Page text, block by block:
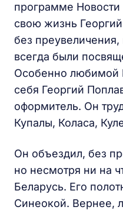
программе
свою жизнь
без
всегда были
Особенно любимой
себя Георгий
оформитель. Он
Купалы, Коласа,
Он объездил, без
но несмотря ни на
Беларусь. Его
Синеокой. Вернее,